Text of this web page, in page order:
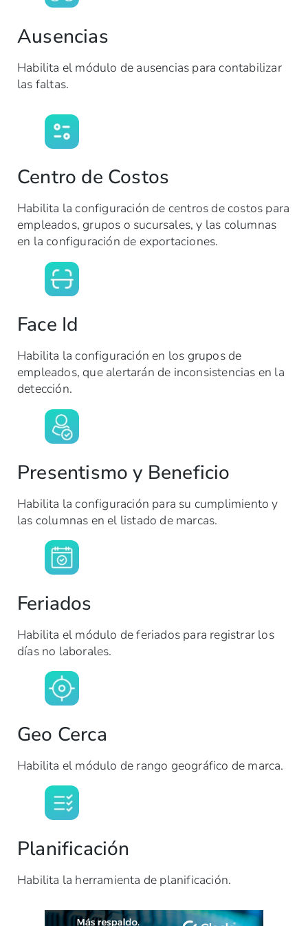
Ausencias
Habilita el módulo de ausencias para contabilizar
las faltas.
Centro de Costos
Habilita la configuración de centros de costos para
empleados, grupos o sucursales, y las columnas
en la configuración de exportaciones.
Face Id
Habilita la configuración en los grupos de
empleados, que alertarán de inconsistencias en la
detección.
Presentismo y Beneficio
Habilita la configuración para su cumplimiento y
las columnas en el listado de marcas.
Feriados
Habilita el módulo de feriados para registrar los
días no laborales.
Geo Cerca
Habilita el módulo de rango geográfico de marca.
Planificación
Habilita la herramienta de planificación.